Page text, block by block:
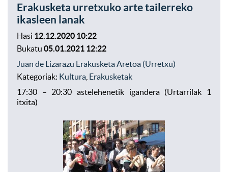
Erakusketa urretxuko arte tailerreko
ikasleen lanak
Hasi 12.12.2020 10:22
Bukatu 05.01.2021 12:22
Juan de Lizarazu Erakusketa Aretoa (Urretxu)
Kategoriak: Kultura Erakusketak
17:30 – 20:30 astelehenetik igandera (Urtarrilak 1
itxita)